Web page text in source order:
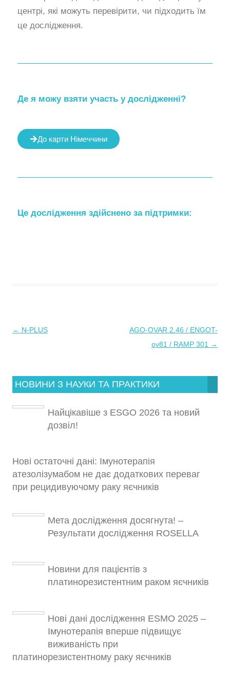
центрі, які можуть перевірити, чи підходить їм
це дослідження.
Де я можу взяти участь у дослідженні?
До карти Німеччини
Це дослідження здійснено за підтримки:
Навігація
← N-PLUS
AGO-OVAR 2.46 / ENGOT-
ov81 / RAMP 301 →
НОВИНИ З НАУКИ ТА ПРАКТИКИ
Найцікавіше з ESGO 2026 та новий
дозвіл!
Нові остаточні дані: Імунотерапія
атезолізумабом не дає додаткових переваг
при рецидивуючому раку яєчників
Мета дослідження досягнута! –
Результати дослідження ROSELLA
Новини для пацієнтів з
платинорезистентним раком яєчників
Нові дані дослідження ESMO 2025 –
Імунотерапія вперше підвищує
виживаність при
платинорезистентному раку яєчників